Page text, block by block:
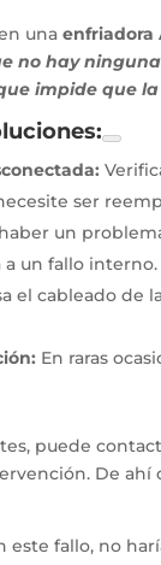
unaenfriadora
no hay
impide que
ser
un
un fallo interno.
el cableado de
En raras
puede
De ahí
este fallo, no